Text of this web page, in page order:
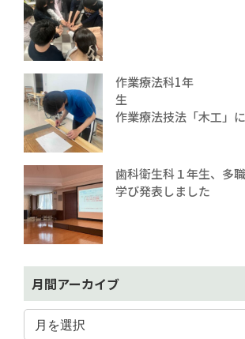
作業療法科1年
作業療法技法「木工」
歯科衛生科１年生、多
学び発表しました
月間アーカイブ